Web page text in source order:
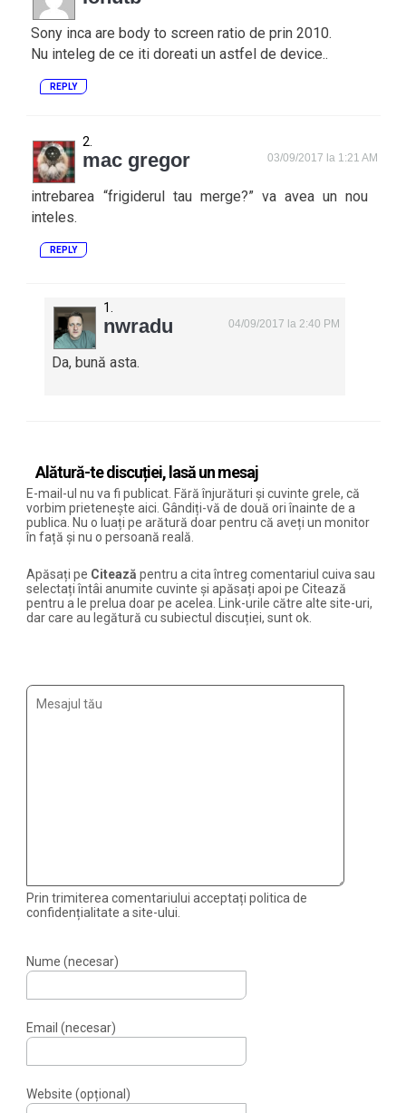
Sony inca are body to screen ratio de prin 2010.
Nu inteleg de ce iti doreati un astfel de device..
REPLY
mac gregor 03/09/2017 la 1:21 AM
intrebarea “frigiderul tau merge?” va avea un nou
inteles.
REPLY
nwradu 04/09/2017 la 2:40 PM
Da, bună asta.
Alătură-te discuției, lasă un mesaj
E-mail-ul nu va fi publicat. Fără înjurături și cuvinte grele, că
vorbim prietenește aici. Gândiți-vă de două ori înainte de a
publica. Nu o luați pe arătură doar pentru că aveți un monitor
în față și nu o persoană reală.
Apăsați pe Citează pentru a cita întreg comentariul cuiva sau
selectați întâi anumite cuvinte și apăsați apoi pe Citează
pentru a le prelua doar pe acelea. Link-urile către alte site-uri,
dar care au legătură cu subiectul discuției, sunt ok.
Prin trimiterea comentariului acceptați politica de
confidențialitate a site-ului.
Nume (necesar)
Email (necesar)
Website (opțional)